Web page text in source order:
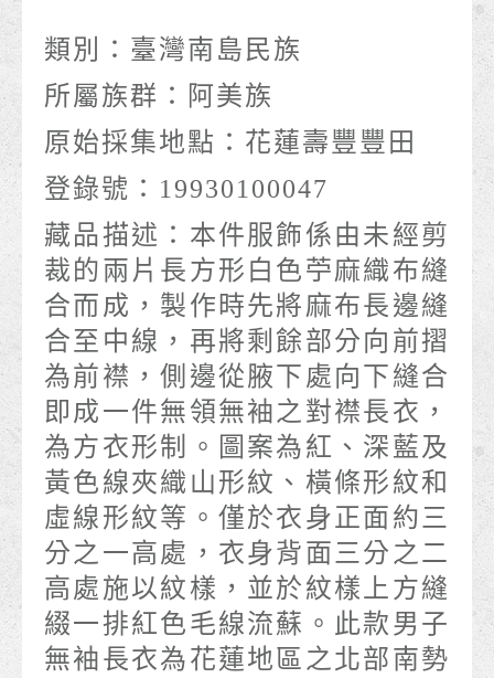
類別： 臺灣南島民族
所屬族群：
阿美族
原始採集地點： 花蓮壽豐豐田
登錄號： 19930100047
藏品描述： 本件服飾係由未經剪
裁的兩片長方形白色苧麻織布縫
合而成，製作時先將麻布長邊縫
合至中線，再將剩餘部分向前摺
為前襟，側邊從腋下處向下縫合
即成一件無領無袖之對襟長衣，
為方衣形制。圖案為紅、深藍及
黃色線夾織山形紋、橫條形紋和
虛線形紋等。僅於衣身正面約三
分之一高處，衣身背面三分之二
高處施以紋樣，並於紋樣上方縫
綴一排紅色毛線流蘇。此款男子
無袖長衣為花蓮地區之北部南勢